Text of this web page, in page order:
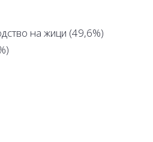
на жици (49,6%)